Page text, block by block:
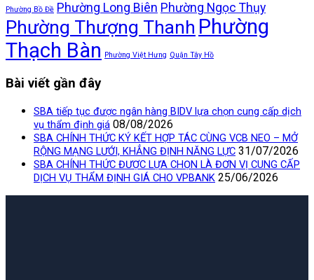
Phường Bồ Đề Phường Long Biên Phường Ngọc Thụy
Phường Thượng Thanh Phường
Thạch Bàn
Phường Việt Hưng Quận Tây Hồ
Bài viết gần đây
SBA tiếp tục được ngân hàng BIDV lựa chọn cung cấp dịch
vụ thẩm định giá 08/08/2026
SBA CHÍNH THỨC KÝ KẾT HỢP TÁC CÙNG VCB NEO – MỞ
RỘNG MẠNG LƯỚI, KHẲNG ĐỊNH NĂNG LỰC 31/07/2026
SBA CHÍNH THỨC ĐƯỢC LỰA CHỌN LÀ ĐƠN VỊ CUNG CẤP
DỊCH VỤ THẨM ĐỊNH GIÁ CHO VPBANK 25/06/2026